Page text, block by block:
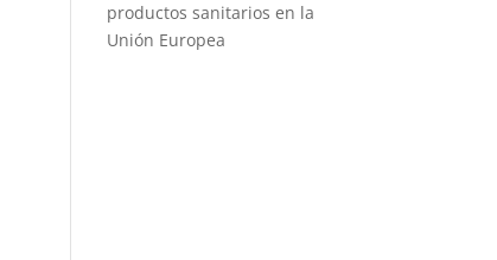
productos sanitarios en la
Unión Europea